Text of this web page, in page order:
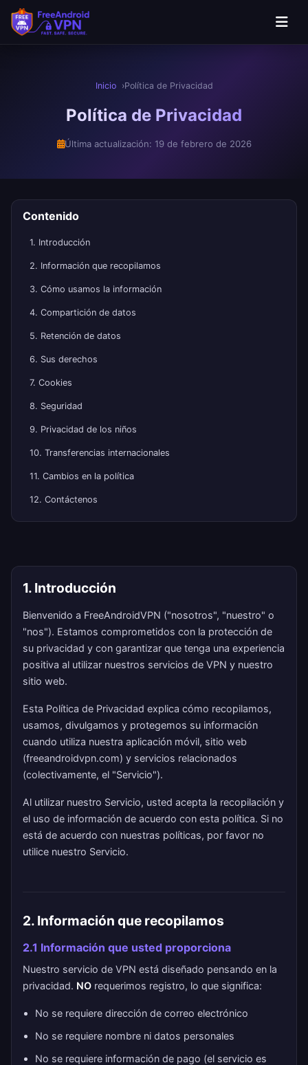
Inicio Política de Privacidad
Política de Privacidad
Última actualización: 19 de febrero de 2026
Contenido
1. Introducción
2. Información que recopilamos
3. Cómo usamos la información
4. Compartición de datos
5. Retención de datos
6. Sus derechos
7. Cookies
8. Seguridad
9. Privacidad de los niños
10. Transferencias internacionales
11. Cambios en la política
12. Contáctenos
1. Introducción
Bienvenido a FreeAndroidVPN ("nosotros", "nuestro" o
"nos"). Estamos comprometidos con la protección de
su privacidad y con garantizar que tenga una experiencia
positiva al utilizar nuestros servicios de VPN y nuestro
sitio web.
Esta Política de Privacidad explica cómo recopilamos,
usamos, divulgamos y protegemos su información
cuando utiliza nuestra aplicación móvil, sitio web
(freeandroidvpn.com) y servicios relacionados
(colectivamente, el "Servicio").
Al utilizar nuestro Servicio, usted acepta la recopilación y
el uso de información de acuerdo con esta política. Si no
está de acuerdo con nuestras políticas, por favor no
utilice nuestro Servicio.
2. Información que recopilamos
2.1 Información que usted proporciona
Nuestro servicio de VPN está diseñado pensando en la
privacidad. NO requerimos registro, lo que significa:
No se requiere dirección de correo electrónico
No se requiere nombre ni datos personales
No se requiere información de pago (el servicio es